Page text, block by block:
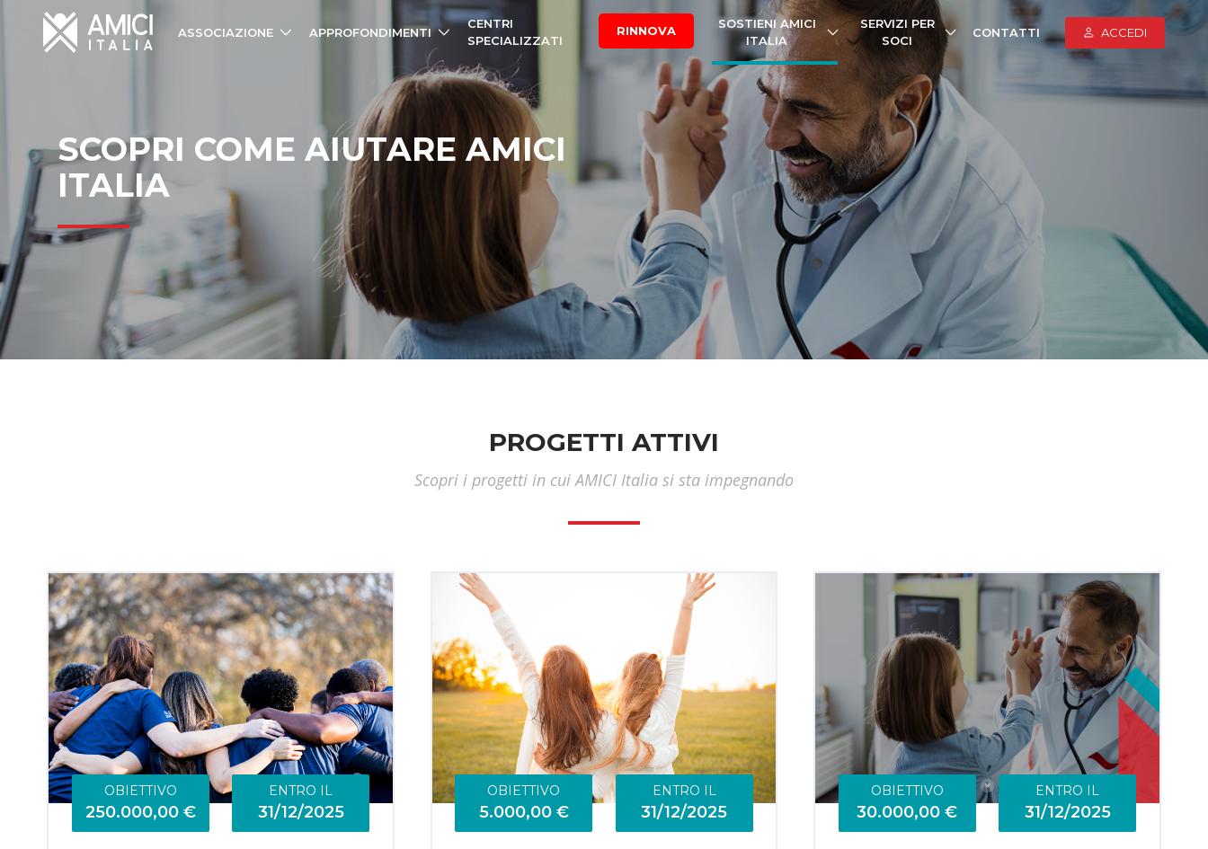
ASSOCIAZIONE APPROFONDIMENTI
CENTRI
SPECIALIZZATI
RINNOVA
SOSTIENI AMICI
ITALIA
SERVIZI PER
SOCI
CONTATTI ACCEDI
SCOPRI COME AIUTARE AMICI
ITALIA
PROGETTI ATTIVI
Scopri i progetti in cui AMICI Italia si sta impegnando
OBIETTIVO
250.000,00 €
ENTRO IL
31/12/2025
OBIETTIVO
5.000,00 €
ENTRO IL
31/12/2025
OBIETTIVO
30.000,00 €
ENTRO IL
31/12/2025